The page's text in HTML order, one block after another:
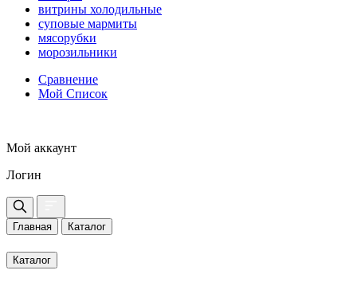
витрины холодильные
суповые мармиты
мясорубки
морозильники
Сравнение
Мой Список
Мой аккаунт
Логин
Главная Каталог
Каталог